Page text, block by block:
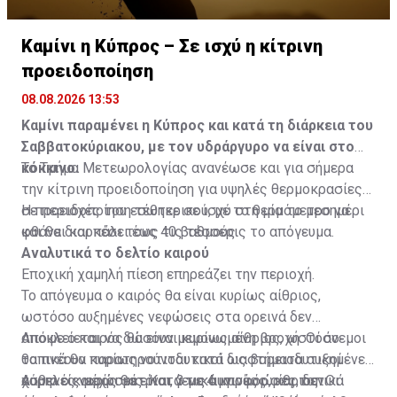
Καμίνι η Κύπρος – Σε ισχύ η κίτρινη
προειδοποίηση
08.08.2026 13:53
Καμίνι παραμένει η Κύπρος και κατά τη διάρκεια του
Σαββατοκύριακου, με τον υδράργυρο να είναι στο
κόκκινο.
Το Τμήμα Μετεωρολογίας ανανέωσε και για σήμερα
την κίτρινη προειδοποίηση για υψηλές θερμοκρασίες
σε περιοχές του εσωτερικού, με το θερμόμετρο να
φθάνει και πάλι τους 40 βαθμούς.
Η προειδοποίηση τέθηκε σε ισχύ στη μία το μεσημέρι
και θα διαρκέσει έως τις τέσσερις το απόγευμα.
Αναλυτικά το δελτίο καιρού
Εποχική χαμηλή πίεση επηρεάζει την περιοχή.
Το απόγευμα ο καιρός θα είναι κυρίως αίθριος,
ωστόσο αυξημένες νεφώσεις στα ορεινά δεν
αποκλείεται να δώσουν μεμονωμένη βροχή. Οι άνεμοι
θα πνέουν κυρίως νοτιοδυτικοί ως βορειοδυτικοί
ασθενείς μέχρι μέτριοι, 3 με 4 μποφόρ, και τοπικά
Απόψε ο καιρός θα είναι κυρίως αίθριος, ωστόσο
τοπικά θα παρατηρούνται κατά διαστήματα αυξημένες
χαμηλές νεφώσεις. Κατά τις αυγινές ώρες, δεν
Αύριο ο καιρός θα είναι γενικά κυρίως αίθριος. Οι